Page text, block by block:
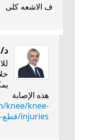
ف الاشعه كلى
هذه الإصابة
knee/knee-
injuries/قطع-الرباط-الصليبي-الأمامي